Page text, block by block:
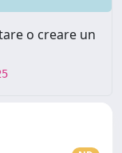
o creare un